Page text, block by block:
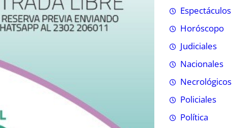
Espectáculos
Horóscopo
Judiciales
Nacionales
Necrológicos
Policiales
Política